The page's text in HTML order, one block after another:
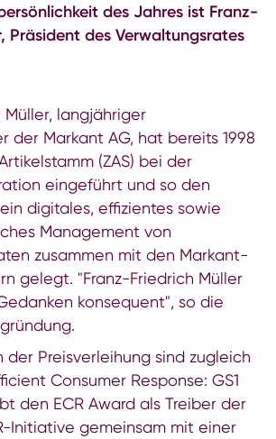
des Jahres ist Franz-
Präsident des Verwaltungsrates
Müller, langjähriger
der Markant AG, hat bereits 1998
(ZAS) bei der
eingeführt und so den
digitales, effizientes sowie
Management von
zusammen mit den Markant-
gelegt. "Franz-Friedrich Müller
konsequent", so die
der Preisverleihung sind zugleich
Consumer Response: GS1
den ECR Award als Treiber der
Initiative gemeinsam mit einer